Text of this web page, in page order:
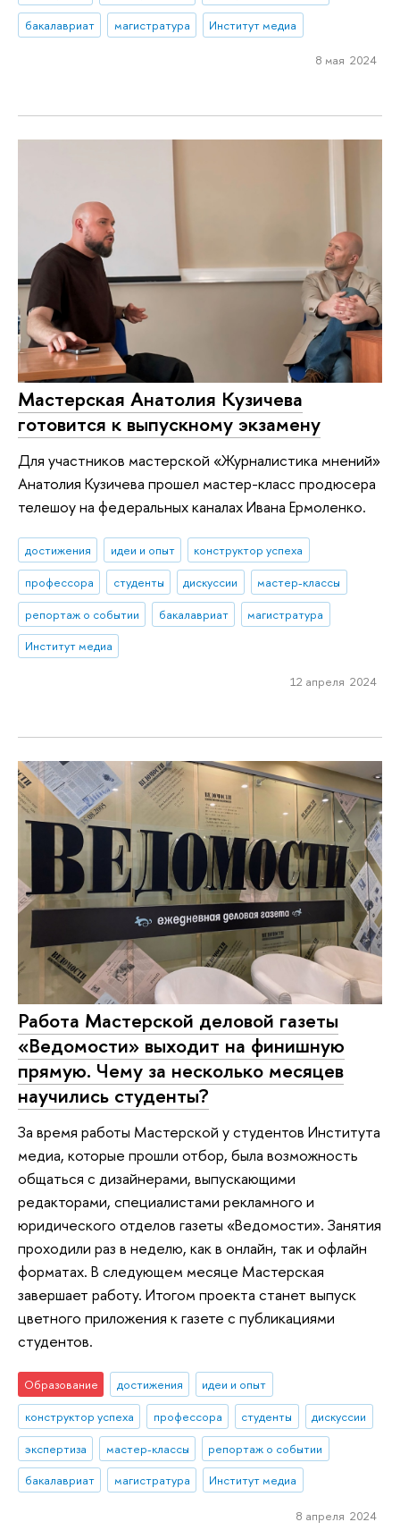
бакалавриат
магистратура Институт медиа
8 мая 2024
Мастерская Анатолия Кузичева
готовится к выпускному экзамену
Для участников мастерской «Журналистика мнений»
Анатолия Кузичева прошел мастер-класс продюсера
телешоу на федеральных каналах Ивана Ермоленко.
достижения идеи и опыт
конструктор успеха
профессора
студенты дискуссии
мастер-классы
репортаж о событии
бакалавриат
магистратура
Институт медиа
12 апреля 2024
Работа Мастерской деловой газеты
«Ведомости» выходит на финишную
прямую. Чему за несколько месяцев
научились студенты?
За время работы Мастерской у студентов Института
медиа, которые прошли отбор, была возможность
общаться с дизайнерами, выпускающими
редакторами, специалистами рекламного и
юридического отделов газеты «Ведомости». Занятия
проходили раз в неделю, как в онлайн, так и офлайн
форматах. В следующем месяце Мастерская
завершает работу. Итогом проекта станет выпуск
цветного приложения к газете с публикациями
студентов.
Образование достижения
идеи и опыт
конструктор успеха
профессора студенты
дискуссии
экспертиза
мастер-классы
репортаж о событии
бакалавриат
магистратура Институт медиа
8 апреля 2024